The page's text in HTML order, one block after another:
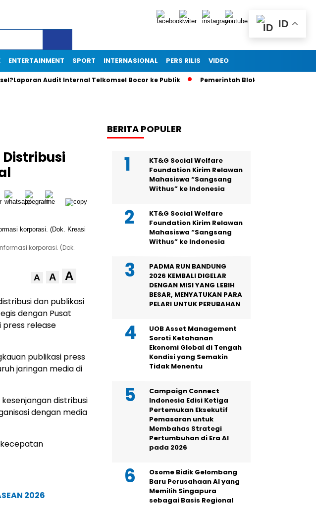
ENTERTAINMENT SPORT INTERNASIONAL PERS RILIS VIDEO
Audit Internal Telkomsel Bocor ke Publik Pemerintah Blokir 6 Grup Facebook
Distribusi
korporasi. (Dok.
A A A
dan publikasi
dengan Pusat
press release
publikasi press
jaringan media di
distribusi
dengan media
2026
BERITA POPULER
KT&G Social Welfare
Foundation Kirim Relawan
Mahasiswa “Sangsang
Withus” ke Indonesia
KT&G Social Welfare
Foundation Kirim Relawan
Mahasiswa “Sangsang
Withus” ke Indonesia
PADMA RUN BANDUNG
2026 KEMBALI DIGELAR
DENGAN MISI YANG LEBIH
BESAR, MENYATUKAN PARA
PELARI UNTUK PERUBAHAN
UOB Asset Management
Soroti Ketahanan
Ekonomi Global di Tengah
Kondisi yang Semakin
Tidak Menentu
Campaign Connect
Indonesia Edisi Ketiga
Pertemukan Eksekutif
Pemasaran untuk
Membahas Strategi
Pertumbuhan di Era AI
pada 2026
Osome Bidik Gelombang
Baru Perusahaan AI yang
Memilih Singapura
sebagai Basis Regional
ID